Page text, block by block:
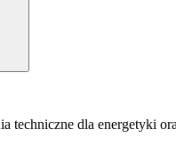
techniczne dla energetyki